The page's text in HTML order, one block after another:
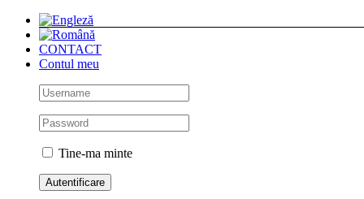
Skip
contentCONTACT
Contul meu
Tine-ma minte